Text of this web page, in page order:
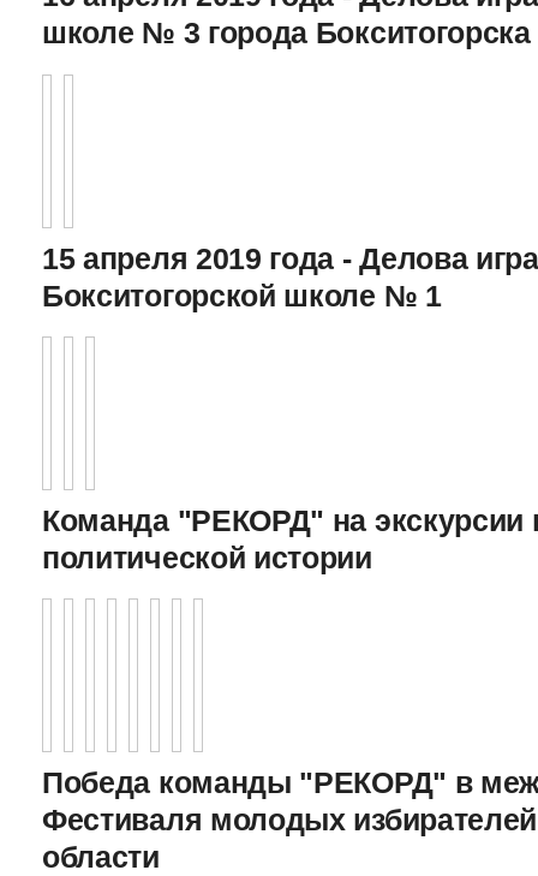
школе № 3 города Бокситогорска
15 апреля 2019 года - Делова
Бокситогорской школе № 1
Команда "РЕКОРД" на экскурсии
политической истории
Победа команды "РЕКОРД" в
Фестиваля молодых
области